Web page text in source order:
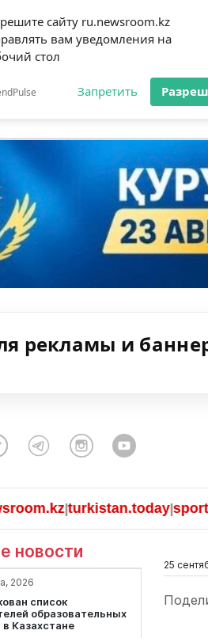
сайту ru.newsroom.kz
вам уведомления на
стол
Запретить
24°C Алматы:35°C
Новости
рекламы и
|turkistan.today|
новости
2026
список
образовательных
в Казахстане
25